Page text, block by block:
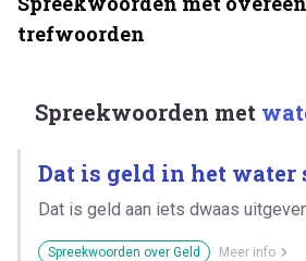
trefwoorden
Spreekwoorden met
Dat is geld in het water
Dat is geld aan iets dwaas
Spreekwoorden over Geld Meer info